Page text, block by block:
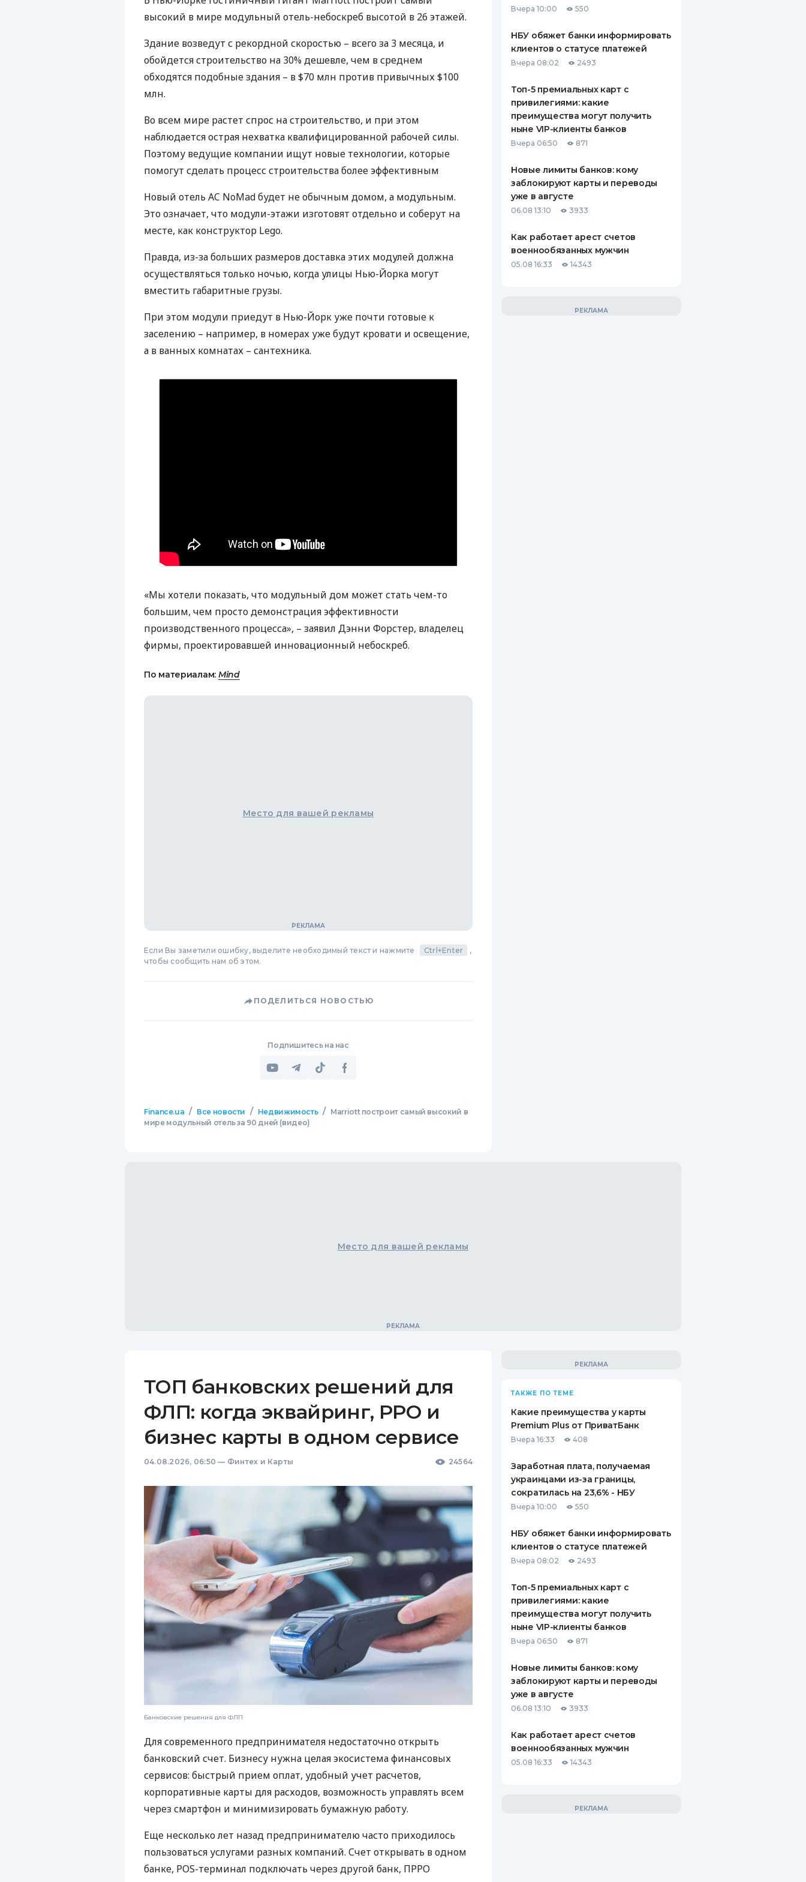
ЕЖЕМЕСЯЧНЫЙ ОБЗОР
БАНКОВСКИМ КАРТАМ
СТРАХОВАНИЮ
ВСЕ СТРАХОВЫЕ ПОЛИСЫ
ОТЗЫВЫ О СТРАХОВЫХ
КОМПАНИЯХ
высокий в мире модульный отель-небоскреб высотой в 26 этажей.
Здание возведут с рекордной скоростью – всего за 3 месяца, и
обойдется строительство на 30% дешевле, чем в среднем
обходятся подобные здания – в $70 млн против привычных $100
млн.
Во всем мире растет спрос на строительство, и при этом
наблюдается острая нехватка квалифицированной рабочей силы.
Поэтому ведущие компании ищут новые технологии, которые
помогут сделать процесс строительства более эффективным
Новый отель AC NoMad будет не обычным домом, а модульным.
Это означает, что модули-этажи изготовят отдельно и соберут на
месте, как конструктор Lego.
Правда, из-за больших размеров доставка этих модулей должна
осуществляться только ночью, когда улицы Нью-Йорка могут
вместить габаритные грузы.
При этом модули приедут в Нью-Йорк уже почти готовые к
заселению – например, в номерах уже будут кровати и освещение,
а в ванных комнатах – сантехника.
«Мы хотели показать, что модульный дом может стать чем-то
большим, чем просто демонстрация эффективности
производственного процесса», – заявил Дэнни Форстер, владелец
фирмы, проектировавшей инновационный небоскреб.
По материалам: Mind
Место для вашей рекламы
Если Вы заметили ошибку, выделите необходимый текст и нажмите Ctrl+Enter
,
чтобы сообщить нам об этом.
ПОДЕЛИТЬСЯ НОВОСТЬЮ
Подпишитесь на нас
Finance.ua / Все новости / Недвижимость / Marriott построит самый высокий в
мире модульный отель за 90 дней (видео)
Вчера 10:00 550
НБУ обяжет банки информировать
клиентов о статусе платежей
Вчера 08:02 2493
Топ-5 премиальных карт с
привилегиями: какие
преимущества могут получить
ныне VIP-клиенты банков
Вчера 06:50 871
Новые лимиты банков: кому
заблокируют карты и переводы
уже в августе
06.08 13:10 3933
Как работает арест счетов
военнообязанных мужчин
05.08 16:33 14343
Место для вашей рекламы
ТОП банковских решений для
ФЛП: когда эквайринг, РРО и
бизнес карты в одном сервисе
04.08.2026, 06:50 — Финтех и Карты 24564
Банковские решения для ФЛП
Для современного предпринимателя недостаточно открыть
банковский счет. Бизнесу нужна целая экосистема финансовых
сервисов: быстрый прием оплат, удобный учет расчетов,
корпоративные карты для расходов, возможность управлять всем
через смартфон и минимизировать бумажную работу.
Еще несколько лет назад предпринимателю часто приходилось
пользоваться услугами разных компаний. Счет открывать в одном
банке, POS-терминал подключать через другой банк, ПРРО
ТАКЖЕ ПО ТЕМЕ
Какие преимущества у карты
Premium Plus от ПриватБанк
Вчера 16:33 408
Заработная плата, получаемая
украинцами из-за границы,
сократилась на 23,6% - НБУ
Вчера 10:00 550
НБУ обяжет банки информировать
клиентов о статусе платежей
Вчера 08:02 2493
Топ-5 премиальных карт с
привилегиями: какие
преимущества могут получить
ныне VIP-клиенты банков
Вчера 06:50 871
Новые лимиты банков: кому
заблокируют карты и переводы
уже в августе
06.08 13:10 3933
Как работает арест счетов
военнообязанных мужчин
05.08 16:33 14343